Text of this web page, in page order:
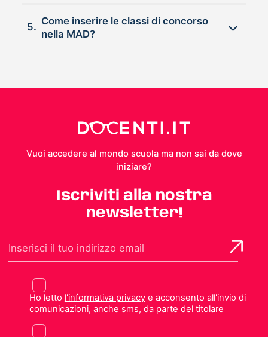
5.
Come inserire le classi di concorso
nella MAD?
Vuoi accedere al mondo scuola ma non sai da dove
iniziare?
Iscriviti alla nostra
newsletter!
Ho letto l'informativa privacye acconsento all'invio di
comunicazioni, anche sms, da parte del titolare